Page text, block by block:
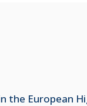
the European